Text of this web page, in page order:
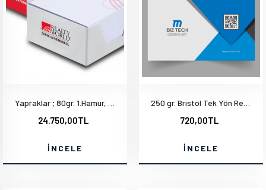
24.750,00TL
İNCELE
720,00TL
İNCELE